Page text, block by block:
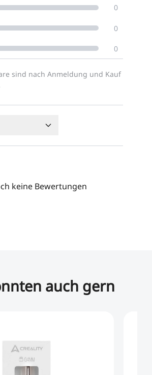
0
0
0
sind nach Anmeldung und Kauf
keine Bewertungen
auch gern